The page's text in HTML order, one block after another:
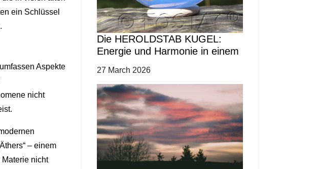
ein Schlüssel
Aspekte
nicht
– einem
nicht
Die HEROLDSTAB KUGEL:
Energie und Harmonie in einem
27 March 2026